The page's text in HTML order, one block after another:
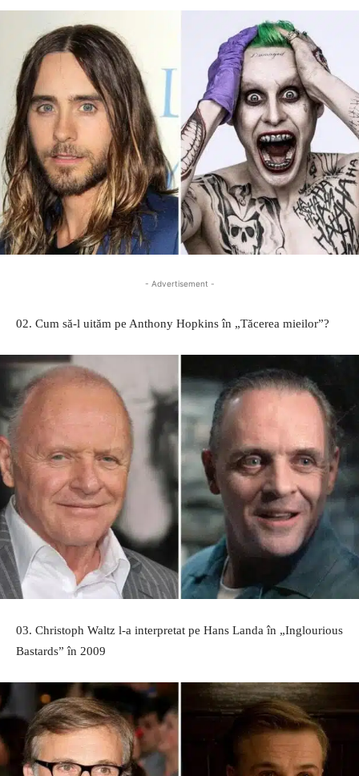
- Advertisement -
02. Cum să-l uităm pe Anthony Hopkins în „Tăcerea mieilor”?
03. Christoph Waltz l-a interpretat pe Hans Landa în „Inglourious
Bastards” în 2009